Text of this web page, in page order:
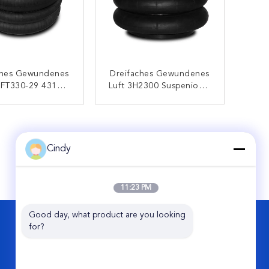
Gewundenes
29 431
W01-358-8008
300 AS-0019
Dreifaches Gewundenes
Luft 3H2300 Suspenions-
Cindy
11:23 PM
Good day, what product are you looking
for?